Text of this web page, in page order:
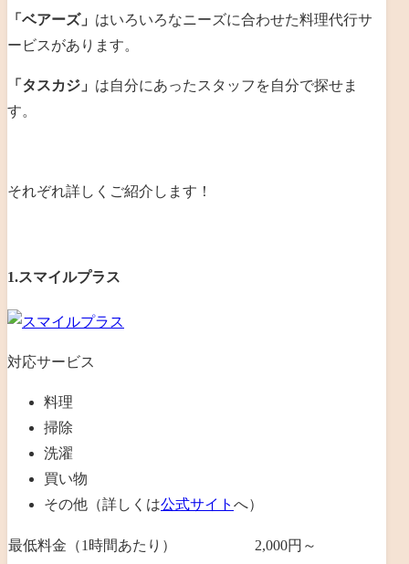
「ベアーズ」 はいろいろなニーズに合わせた料理代行サ
ービスがあります。
「タスカジ」 は自分にあったスタッフを自分で探せま
す。
それぞれ詳しくご紹介します！
1.スマイルプラス
対応サービス
料理
掃除
洗濯
買い物
その他（詳しくは公式サイト へ）
最低料金（1時間あたり） 2,000円～